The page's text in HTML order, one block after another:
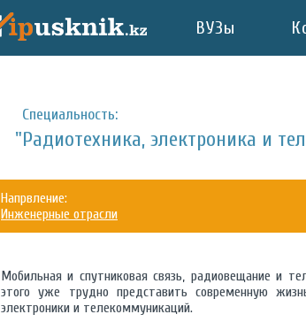
ВУЗы
Специальность:
"Радиотехника, электроника и
Напрвление:
Инженерные отрасли
Мобильная и спутниковая связь, радиовещание и
этого уже трудно представить современную
электроники и телекоммуникаций.